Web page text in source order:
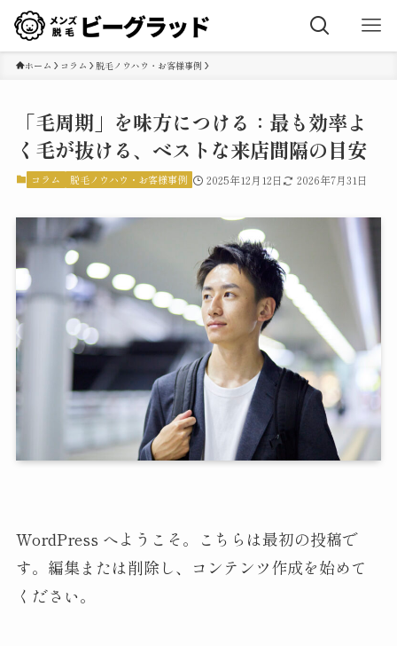
ホーム コラム 脱毛ノウハウ・お客様事例
「毛周期」を味方につける：最も効率よ
く毛が抜ける、ベストな来店間隔の目安
コラム 脱毛ノウハウ・お客様事例 2025年12月12日 2026年7月31日
WordPress へようこそ。こちらは最初の投稿で
す。編集または削除し、コンテンツ作成を始めて
ください。